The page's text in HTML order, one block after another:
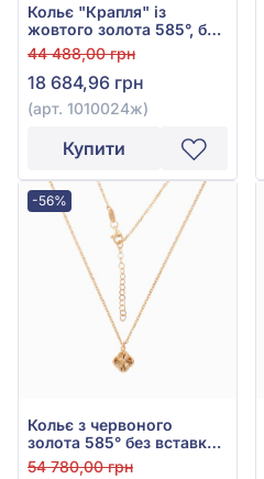
Кольє "Крапля" із
жовтого золота 585°, без
вставки, арт. 1010024ж
44 488,00 грн
18 684,96 грн
(арт. 1010024ж)
Купити
-56%
Кольє з червоного
золота 585° без вставки,
арт. 1010025
54 780,00 грн